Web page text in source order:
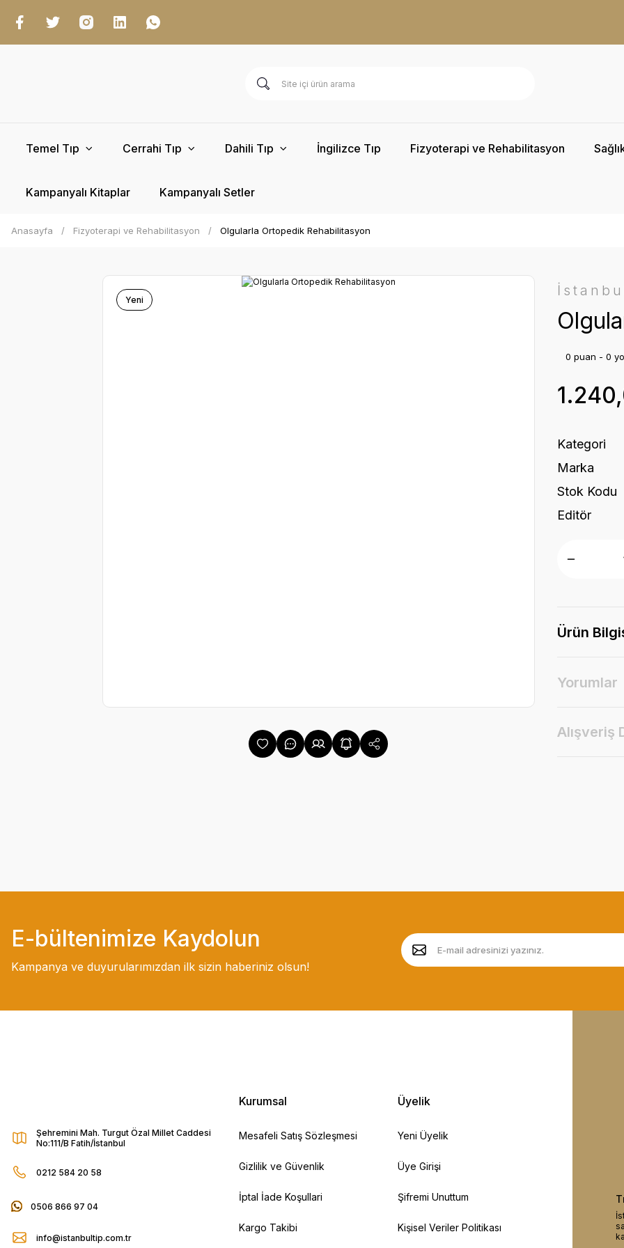
Temel Tıp Cerrahi Tıp Dahili Tıp İngilizce Tıp Fizyoterapi ve Rehabilitasyon
Kampanyalı Kitaplar Kampanyalı Setler
Anasayfa Fizyoterapi ve Rehabilitasyon Olgularla Ortopedik Rehabilitasyon
Yeni
0 puan - 0
Kategori
Marka
Stok Kodu
Editör
Ürün
Yorumlar
Alışveriş
E-bültenimize Kaydolun
Kampanya ve duyurularımızdan ilk sizin haberiniz olsun!
Şehremini Mah. Turgut Özal Millet Caddesi
No:111/B Fatih/İstanbul
0212 584 20 58
0506 866 97 04
info@istanbultip.com.tr
Kurumsal
Mesafeli Satış Sözleşmesi
Gizlilik ve Güvenlik
İptal İade Koşullari
Kargo Takibi
Üyelik
Yeni Üyelik
Üye Girişi
Şifremi Unuttum
Kişisel Veriler Politikası